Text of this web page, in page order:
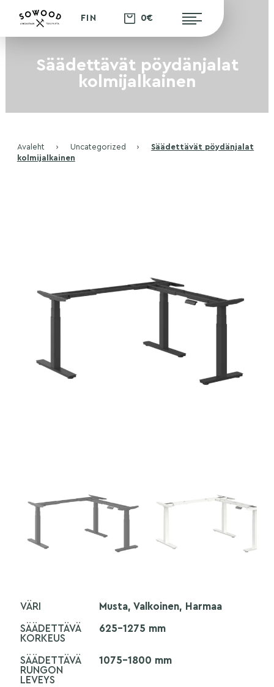
FIN 0€
Säädettävät pöydänjalat
kolmijalkainen
Avaleht › Uncategorized ›
Säädettävät pöydänjalat
kolmijalkainen
VÄRI Musta, Valkoinen, Harmaa
SÄÄDETTÄVÄ
KORKEUS
625–1275 mm
SÄÄDETTÄVÄ
RUNGON
LEVEYS
1075–1800 mm